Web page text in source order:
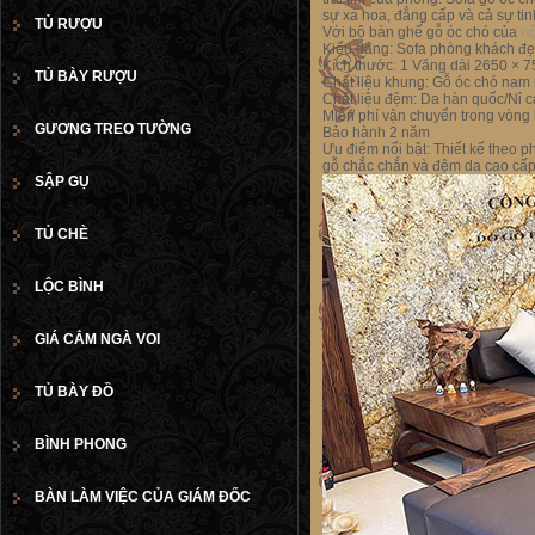
sự xa hoa, đẳng cấp và cả sự
Với bộ bàn ghế gỗ óc chó của
Kiểu dáng: Sofa phòng khách
Kích thước: 1 Văng dài 2650 ×
Chất liệu khung: Gỗ óc chó nam
Chất liệu đệm: Da hàn quốc/Nỉ
Miễn phí vận chuyển trong
Bảo hành 2 năm
Ưu điểm nổi bật: Thiết kế theo
gỗ chắc chắn và đệm da cao
TỦ RƯỢU
TỦ BÀY RƯỢU
GƯƠNG TREO TƯỜNG
SẬP GỤ
TỦ CHÈ
LỘC BÌNH
GIÁ CẮM NGÀ VOI
TỦ BÀY ĐỒ
BÌNH PHONG
BÀN LÀM VIỆC CỦA GIÁM ĐỐC